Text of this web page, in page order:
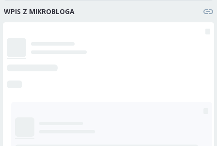
WPIS Z MIKROBLOGA